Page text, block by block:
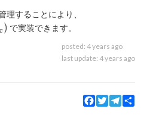
することにより、
) で実装できます。
posted: 4 years ago
last update: 4 years ago
Facebook
TwitterTelegram